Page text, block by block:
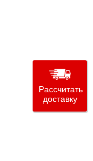
Рассчитать
доставку